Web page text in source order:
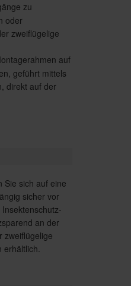
zu
oder
zweiflügelige
auf
geführt mittels
direkt auf der
Sie sich auf eine
sicher vor
an der
zweiflügelige
erhältlich.